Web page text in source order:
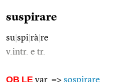
suspirare
su spi rà re
v.intr. e tr.
OB LE var. => sospirare